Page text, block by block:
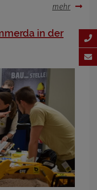
mehr
in der